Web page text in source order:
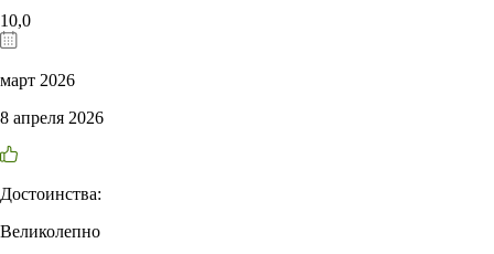
10,0
март 2026
8 апреля 2026
Достоинства:
Великолепно